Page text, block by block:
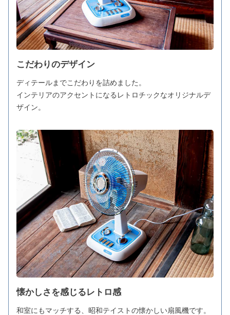
こだわりのデザイン
ディテールまでこだわりを詰めました。
インテリアのアクセントになるレトロチックなオリジナルデ
ザイン。
懐かしさを感じるレトロ感
和室にもマッチする、昭和テイストの懐かしい扇風機です。